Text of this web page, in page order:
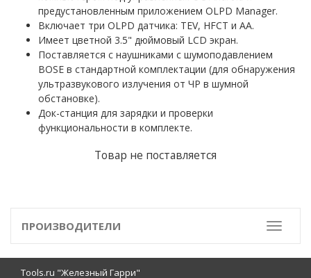
предустановленным приложением OLPD Manager.
Включает три OLPD датчика: TEV, HFCT и AA.
Имеет цветной 3.5" дюймовый LCD экран.
Поставляется с наушниками с шумоподавлением
BOSE в стандартной комплектации (для обнаружения
ультразвукового излучения от ЧР в шумной
обстановке).
Док-станция для зарядки и проверки
функциональности в комплекте.
Товар не поставляется
Toggle
ПРОИЗВОДИТЕЛИ
Tools.ru "Железный Гарри"